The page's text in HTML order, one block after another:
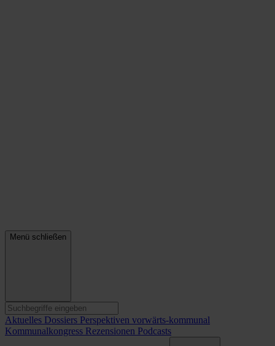
Menü schließen
Aktuelles Dossiers Perspektiven vorwärts-kommunal
Kommunalkongress Rezensionen Podcasts